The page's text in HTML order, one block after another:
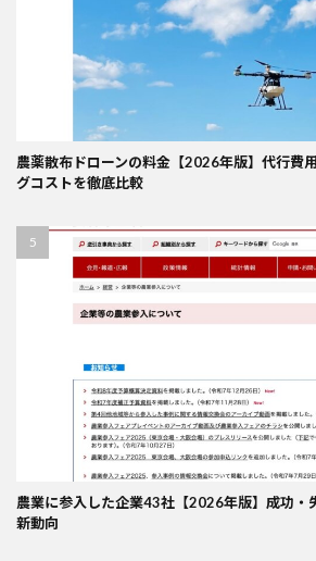
農薬散布ドローンの料金【2026年版】代行費
グコストを徹底比較
農業に参入した企業43社【2026年版】成功・
新動向